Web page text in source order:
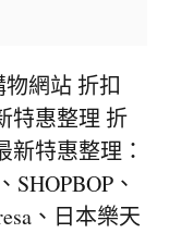
網站 折扣
特惠整理 折
新特惠整理：
SHOPBOP、
、日本樂天